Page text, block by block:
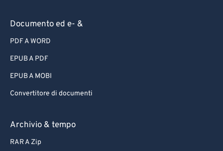
Documento ed e- &
PDF A WORD
EPUB A PDF
EPUB A MOBI
Convertitore di documenti
Archivio & tempo
RAR A Zip